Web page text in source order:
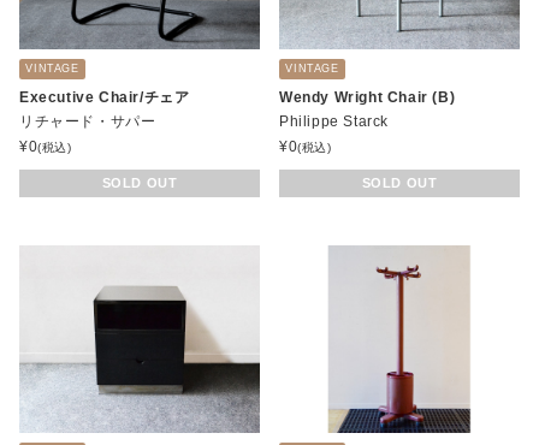
VINTAGE
Executive Chair/チェア
リチャード・サパー
¥0(税込)
SOLD OUT
VINTAGE
Wendy Wright Chair (B)
Philippe Starck
¥0(税込)
SOLD OUT